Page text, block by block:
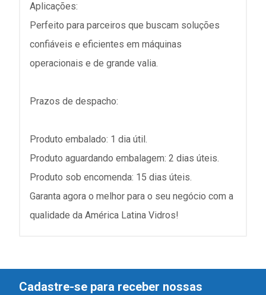
Aplicações:
Perfeito para parceiros que buscam soluções
confiáveis e eficientes em máquinas
operacionais e de grande valia.
Prazos de despacho:
Produto embalado: 1 dia útil.
Produto aguardando embalagem: 2 dias úteis.
Produto sob encomenda: 15 dias úteis.
Garanta agora o melhor para o seu negócio com a
qualidade da América Latina Vidros!
Cadastre-se para receber nossas